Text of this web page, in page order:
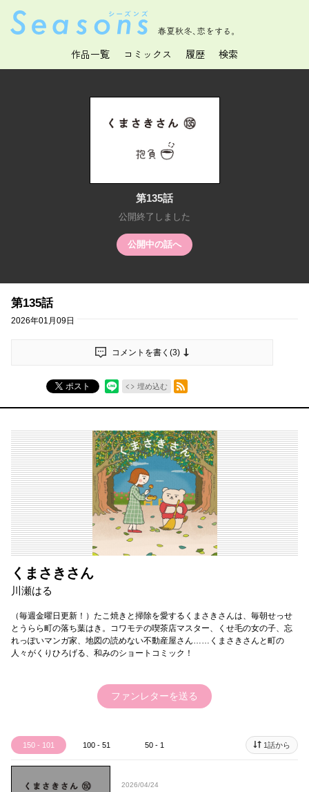
春夏秋冬、恋をする。
作品一覧 コミックス 履歴 検索
第135話
公開終了しました
公開中の話へ
第135話
2026年01月09日
コメントを書く(3)
ポスト 埋め込む
RSSフィード
くまさきさん
川瀬はる
（毎週金曜日更新！）たこ焼きと掃除を愛するくまさきさんは、毎朝せっせ
とうらら町の落ち葉はき。コワモテの喫茶店マスター、くせ毛の女の子、忘
れっぽいマンガ家、地図の読めない不動産屋さん……くまさきさんと町の
人々がくりひろげる、和みのショートコミック！
ファンレターを送る
150 - 101 100 - 51 50 - 1 1話から
2026/04/24